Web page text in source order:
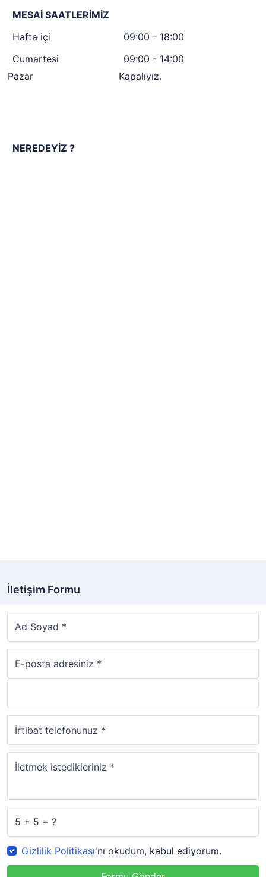
MESAİ SAATLERİMİZ
Hafta içi
09:00 - 18:00
Cumartesi
09:00 - 14:00
Pazar
Kapalıyız.
NEREDEYİZ ?
İletişim Formu
Ad Soyad *
E-posta adresiniz *
İrtibat telefonunuz *
İletmek istedikleriniz *
5 + 5 = ?
Gizlilik Politikası'nı okudum, kabul ediyorum.